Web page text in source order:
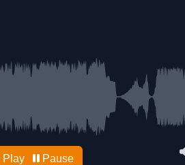
Play Pause